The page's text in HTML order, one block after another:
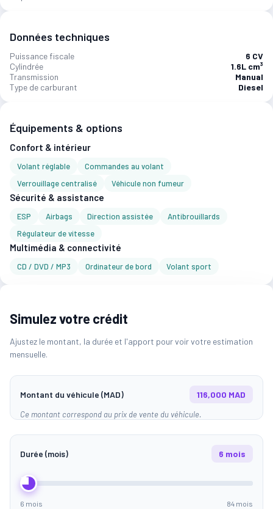
Données techniques
Puissance fiscale
6 CV
Cylindrée
1.6L cm³
Transmission
Manual
Type de carburant
Diesel
Équipements & options
Confort & intérieur
Volant réglable
Commandes au volant
Verrouillage centralisé
Véhicule non fumeur
Sécurité & assistance
ESP Airbags Direction assistée
Antibrouillards
Régulateur de vitesse
Multimédia & connectivité
CD / DVD / MP3 Ordinateur de bord Volant sport
Simulez votre crédit
Ajustez le montant, la durée et l'apport pour voir votre estimation
mensuelle.
Montant du véhicule (MAD) 116,000 MAD
Ce montant correspond au prix de vente du véhicule.
Durée (mois) 6 mois
6 mois 84 mois